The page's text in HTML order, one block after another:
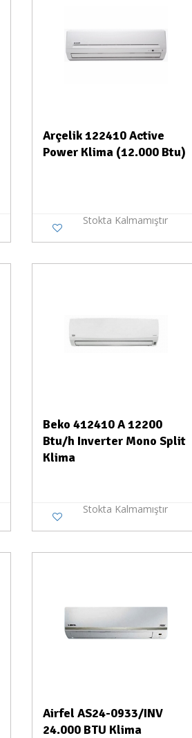
Arçelik 122410 Active
Power Klima (12.000 Btu)
Stokta Kalmamıştır
Beko 412410 A 12200
Btu/h Inverter Mono Split
Klima
Stokta Kalmamıştır
Airfel AS24-0933/INV
24.000 BTU Klima